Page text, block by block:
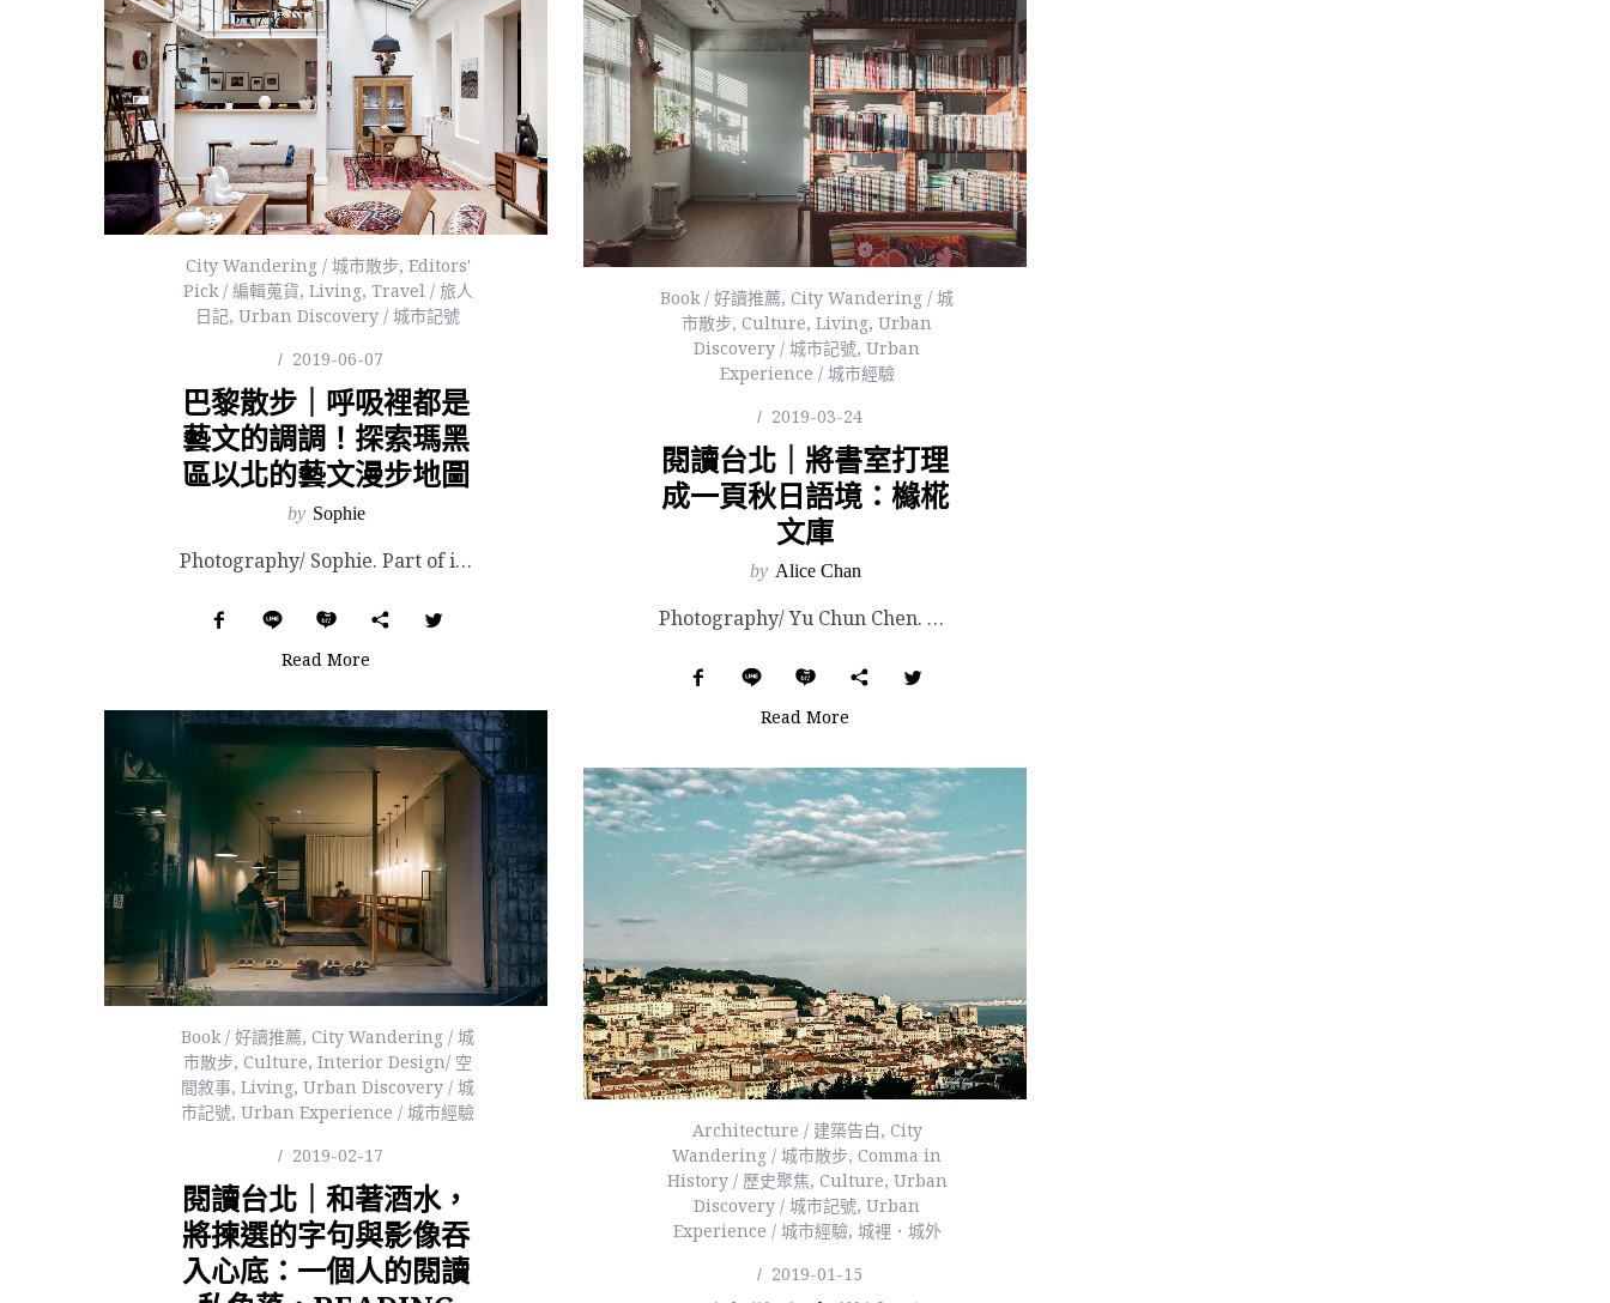
City Wandering / 城市散步, Editors'
Pick / 編輯蒐貨, Living, Travel / 旅人
日記, Urban Discovery / 城市記號
2019-06-07
巴黎散步｜呼吸裡都是
藝文的調調！探索瑪黑
區以北的藝文漫步地圖
by Sophie
Photography/ Sophie. Part of images courtesy of th...
Read More
Book / 好讀推薦, City Wandering / 城
市散步, Culture, Living, Urban
Discovery / 城市記號, Urban
Experience / 城市經驗
2019-03-24
閱讀台北｜將書室打理
成一頁秋日語境：櫞椛
文庫
by Alice Chan
Photography/ Yu Chun Chen. 深秋時節，遙遠的蒙古高原捎來東北季風，寒冷的氣...
Read More
Book / 好讀推薦, City Wandering / 城
市散步, Culture, Interior Design/ 空
間敘事, Living, Urban Discovery / 城
市記號, Urban Experience / 城市經驗
2019-02-17
閱讀台北｜和著酒水，
將揀選的字句與影像吞
入心底：一個人的閱讀
Architecture / 建築告白, City
Wandering / 城市散步, Comma in
History / 歷史聚焦, Culture, Urban
Discovery / 城市記號, Urban
Experience / 城市經驗, 城裡．城外
2019-01-15